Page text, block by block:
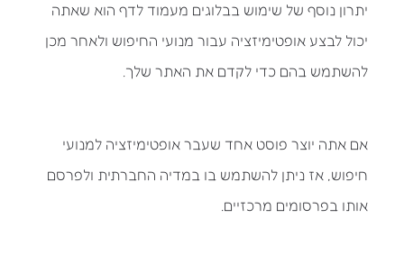
יתרון נוסף של שימוש בבלוגים מעמוד לדף הוא שאתה
יכול לבצע אופטימיזציה עבור מנועי החיפוש ולאחר מכן
להשתמש בהם כדי לקדם את האתר שלך.
אם אתה יוצר פוסט אחד שעבר אופטימיזציה למנועי
חיפוש, אז ניתן להשתמש בו במדיה החברתית ולפרסם
אותו בפרסומים מרכזיים.